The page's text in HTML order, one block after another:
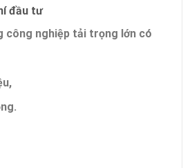
đầu tư
công nghiệp tải trọng lớn có